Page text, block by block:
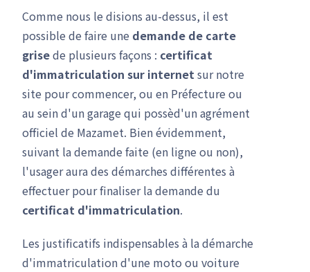
Comme nous le disions au-dessus, il est
possible de faire une demande de carte
grisede plusieurs façons : certificat
d'immatriculation sur internetsur notre
site pour commencer, ou en Préfecture ou
au sein d'un garage qui possèd'un agrément
officiel de Mazamet. Bien évidemment,
suivant la demande faite (en ligne ou non),
l'usager aura des démarches différentes à
effectuer pour finaliser la demande du
certificat d'immatriculation.
Les justificatifs indispensables à la démarche
d'immatriculation d'une moto ou voiture